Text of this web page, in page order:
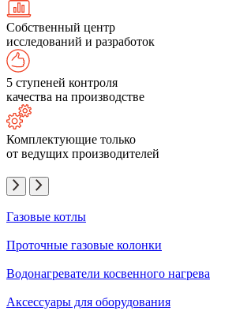
Собственный центр
исследований и разработок
5 ступеней контроля
качества на производстве
Комплектующие только
от ведущих производителей
Газовые котлы
Проточные газовые колонки
Водонагреватели косвенного нагрева
Аксессуары для оборудования